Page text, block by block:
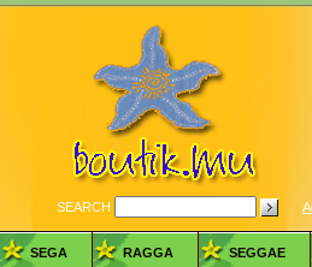
SEARCH
SEGA RAGGA SEGGAE